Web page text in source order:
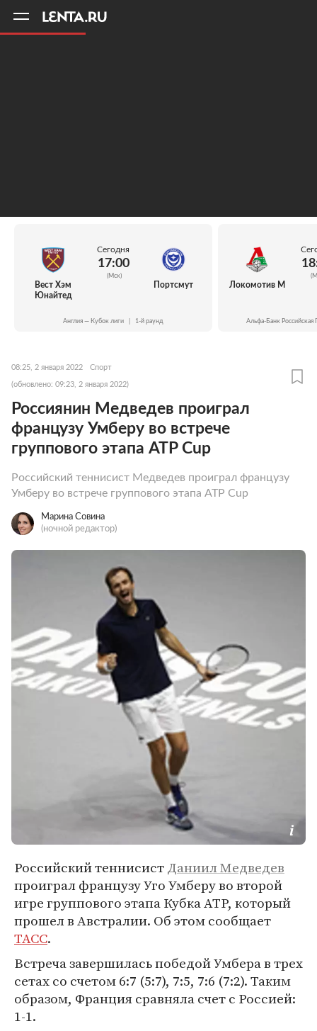
Вест Хэм
Юнайтед
Сегодня
17:00
(Мск)
Портсмут
Англия — Кубок лиги 1-й раунд
Локомотив М
Альфа-Банк Российская
08:25, 2 января 2022 Спорт
(обновлено: 09:23, 2 января 2022)
Россиянин Медведев проиграл
французу Умберу во встрече
группового этапа ATP Cup
Российский теннисист Медведев проиграл французу
Умберу во встрече группового этапа ATP Cup
Марина Совина
(ночной редактор)
Российский теннисистДаниил Медведев
проиграл французу Уго Умберу во второй
игре группового этапа Кубка АТР, который
прошел в Австралии. Об этом сообщает
ТАСС.
Встреча завершилась победой Умбера в трех
сетах со счетом 6:7 (5:7), 7:5, 7:6 (7:2). Таким
образом, Франция сравняла счет с Россией:
1-1.